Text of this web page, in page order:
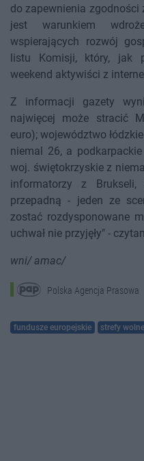
do zapewnienia
jest warunkiem
wspierających rozwój
listu Komisji, który, jak
weekend aktywiści z
Z informacji gazety
najwięcej może stracić
euro); województwo
niemal 26, a
woj. świętokrzyskie z
informatorzy z
przepadną - jeden ze
zostać rozdysponowane
uchwał nie przyjęły" -
wni/ amac/
Polska Agencja Prasowa
fundusze europejskie strefy